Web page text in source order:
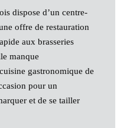
dispose d’un centre-
offre de restauration
aux brasseries
manque
gastronomique de
pour un
et de se tailler